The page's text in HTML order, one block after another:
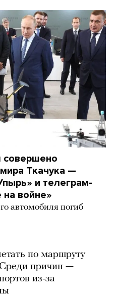
совершено
Ткачука —
и телеграм-
войне»
автомобиля погиб
по маршруту
причин —
из-за